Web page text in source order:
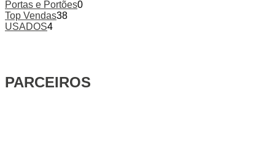
Portas e Portões0
Top Vendas38
USADOS4
PARCEIROS